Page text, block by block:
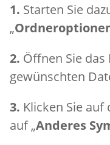
1. Starten Sie
„
2. Öffnen Sie das
gewünschten
3. Klicken Sie auf
auf „Anderes